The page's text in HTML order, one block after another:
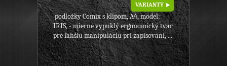
VARIANTY
podložky Comix s klipom, A4, model:
IRIS, - mierne vypuklý ergonomický tvar
pre ľahšiu manipuláciu pri zapisovaní, ...